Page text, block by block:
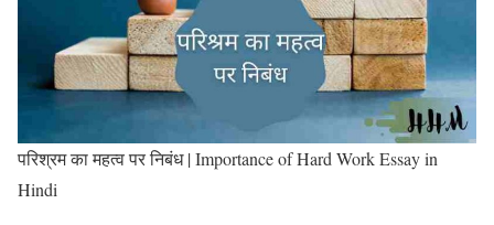
परिश्रम का महत्व पर निबंध | Importance of Hard Work Essay in
Hindi